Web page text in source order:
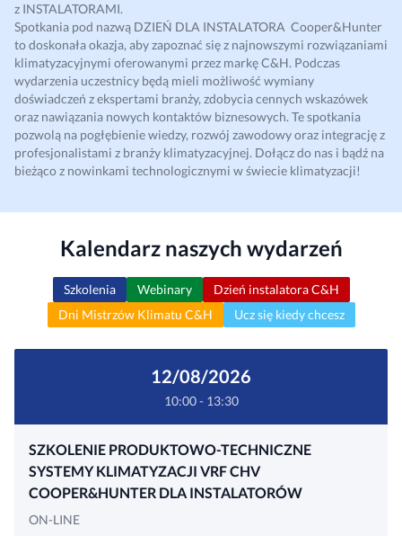
z INSTALATORAMI.
Spotkania pod nazwą DZIEŃ DLA INSTALATORA Cooper&Hunter
to doskonała okazja, aby zapoznać się z najnowszymi rozwiązaniami
klimatyzacyjnymi oferowanymi przez markę C&H. Podczas
wydarzenia uczestnicy będą mieli możliwość wymiany
doświadczeń z ekspertami branży, zdobycia cennych wskazówek
oraz nawiązania nowych kontaktów biznesowych. Te spotkania
pozwolą na pogłębienie wiedzy, rozwój zawodowy oraz integrację z
profesjonalistami z branży klimatyzacyjnej. Dołącz do nas i bądź na
bieżąco z nowinkami technologicznymi w świecie klimatyzacji!
Kalendarz naszych wydarzeń
Szkolenia Webinary
Dzień instalatora C&H
Dni Mistrzów Klimatu C&H
Ucz się kiedy chcesz
12/08/2026
10:00 - 13:30
SZKOLENIE PRODUKTOWO-TECHNICZNE
SYSTEMY KLIMATYZACJI VRF CHV
COOPER&HUNTER DLA INSTALATORÓW
ON-LINE